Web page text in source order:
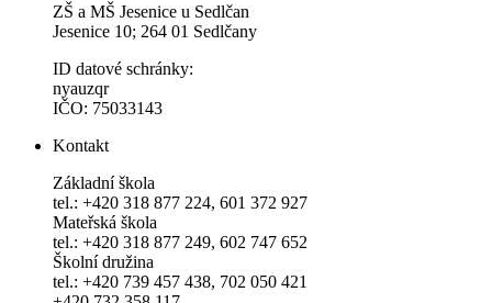
ZŠ a MŠ Jesenice u Sedlčan
Jesenice 10; 264 01 Sedlčany
ID datové schránky:
nyauzqr
IČO: 75033143
Kontakt
Základní škola
tel.: +420 318 877 224, 601 372 927
Mateřská škola
tel.: +420 318 877 249, 602 747 652
Školní družina
tel.: +420 739 457 438, 702 050 421